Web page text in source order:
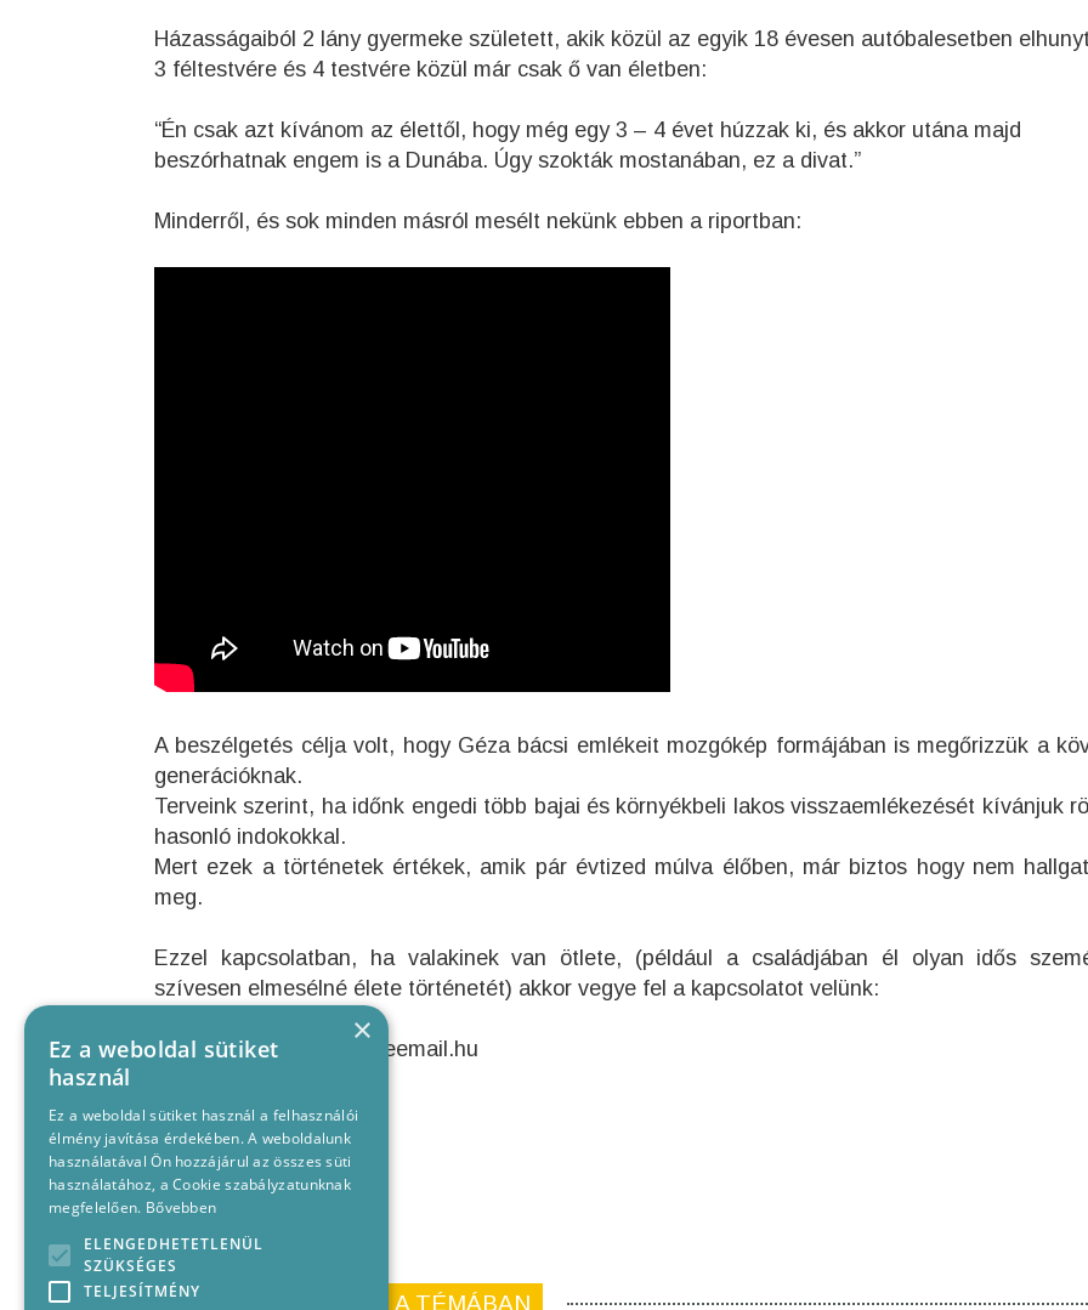
Házasságaiból 2 lány gyermeke született, akik közül az egyik 18 évesen autóbalesetben
3 féltestvére és 4 testvére közül már csak ő van életben:
“Én csak azt kívánom az élettől, hogy még egy 3 – 4 évet húzzak ki, és akkor utána majd
beszórhatnak engem is a Dunába. Úgy szokták mostanában, ez a divat.”
Minderről, és sok minden másról mesélt nekünk ebben a riportban:
A beszélgetés célja volt, hogy Géza bácsi emlékeit mozgókép formájában is megőrizzük a
generációknak.
Terveink szerint, ha időnk engedi több bajai és környékbeli lakos visszaemlékezését kívánjuk
hasonló indokokkal.
Mert ezek a történetek értékek, amik pár évtized múlva élőben, már biztos hogy nem
meg.
Ezzel kapcsolatban, ha valakinek van ötlete, (például a családjában él olyan idős
szívesen elmesélné élete történetét) akkor vegye fel a kapcsolatot velünk:
Email:hurkamajom@freemail.hu
KORÁBBI CIKKEINK A TÉMÁBAN
×
Ez a weboldal sütiket
használ
Ez a weboldal sütiket használ a felhasználói
élmény javítása érdekében. A weboldalunk
használatával Ön hozzájárul az összes süti
használatához, a Cookie szabályzatunknak
megfelelően. Bővebben
ELENGEDHETETLENÜL
SZÜKSÉGES
TELJESÍTMÉNY